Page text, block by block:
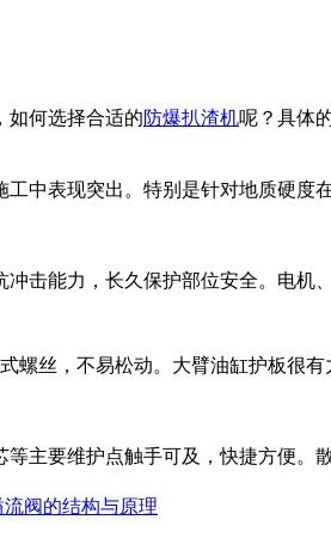
，如何选择合适的防爆扒渣机呢？具体
中表现突出。特别是针对地质硬
击能力，长久保护部位安全。电机
螺丝，不易松动。大臂油缸护板很
主要维护点触手可及，快捷方便
阀的结构与原理